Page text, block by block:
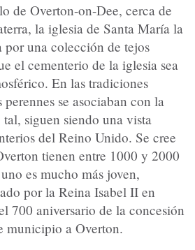
de Overton-on-Dee, cerca de
la iglesia de Santa María la
por una colección de tejos
el cementerio de la iglesia sea
En las tradiciones
perennes se asociaban con la
siguen siendo una vista
del Reino Unido. Se cree
tienen entre 1000 y 2000
es mucho más joven,
por la Reina Isabel II en
700 aniversario de la concesión
municipio a Overton.